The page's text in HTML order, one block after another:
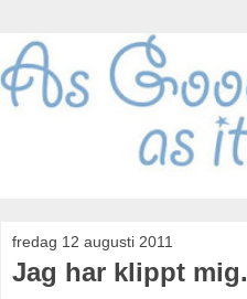
fredag 12 augusti 2011
Jag har klippt mig.